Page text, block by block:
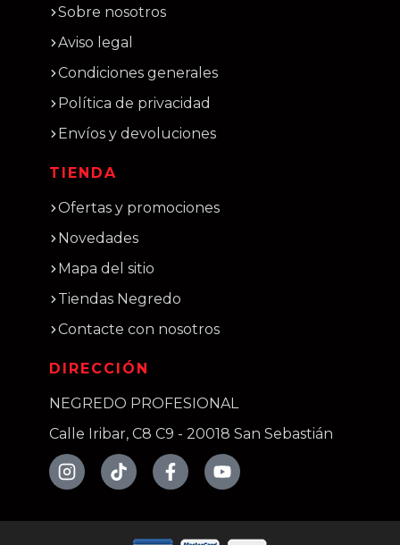
Sobre nosotros
Aviso legal
Condiciones generales
Política de privacidad
Envíos y devoluciones
TIENDA
Ofertas y promociones
Novedades
Mapa del sitio
Tiendas Negredo
Contacte con nosotros
DIRECCIÓN
NEGREDO PROFESIONAL
Calle Iribar, C8 C9 - 20018 San Sebastián